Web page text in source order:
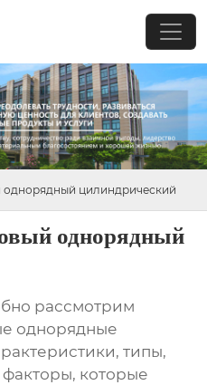
цилиндрический
однорядный
рассмотрим
однорядные
типы,
которые